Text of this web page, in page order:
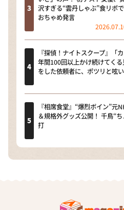
沢すぎる“雲丹しゃぶ”食リポで
おちゃめ発言
『探偵！ナイトスクープ』「
年間100回以上かけ続けてく
をした依頼者に、ポツリと呟
『相席食堂』“爆烈ボイン”元
＆規格外グッズ公開！ 千鳥“
打